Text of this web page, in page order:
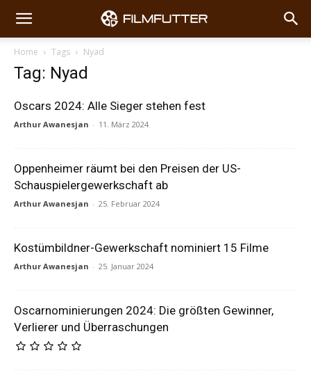
Home Tags Nyad
Tag: Nyad
Oscars 2024: Alle Sieger stehen fest
Arthur Awanesjan - 11. März 2024
Oppenheimer räumt bei den Preisen der US-
Schauspielergewerkschaft ab
Arthur Awanesjan - 25. Februar 2024
Kostümbildner-Gewerkschaft nominiert 15 Filme
Arthur Awanesjan - 25. Januar 2024
Oscarnominierungen 2024: Die größten Gewinner,
Verlierer und Überraschungen